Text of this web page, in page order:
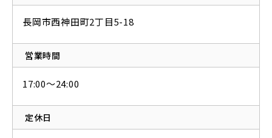
長岡市西神田町2丁目5-18
営業時間
17:00～24:00
定休日